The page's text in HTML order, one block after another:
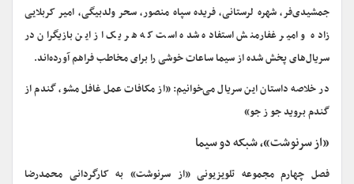
جمشیدی‌فر، شهره لرستانی، فریده سپاه منصور، سحر ولدبیگی، امیر کربلایی
زاده و امیر غفارمنش استفاده شده است که هر یک از این بازیگران در
سریال‌های پخش شده از سیما ساعات خوشی را برای مخاطب فراهم آورده‌اند.
در خلاصه داستان این سریال می‌خوانیم: «از مکافات عمل غافل مشو، گندم از
گندم بروید جو ز جو»
«از سرنوشت»، شبکه دو سیما
فصل چهارم مجموعه تلویزیونی «از سرنوشت» به کارگردانی محمدرضا